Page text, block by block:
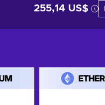
255,14 US$